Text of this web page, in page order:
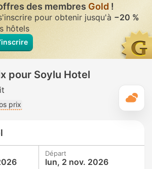
des membres Gold !
pour obtenir jusqu'à −20 %
hôtels
pour Soylu Hotel
prix
Départ
lun, 2 nov. 2026